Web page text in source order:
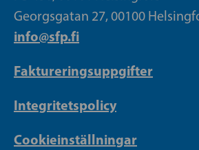
Georgsgatan 27, 00100
info@sfp.fi
Faktureringsuppgifter
Integritetspolicy
Cookieinställningar